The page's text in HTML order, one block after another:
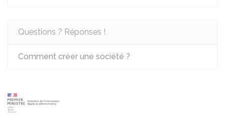
Questions ? Réponses !
Comment créer une société ?